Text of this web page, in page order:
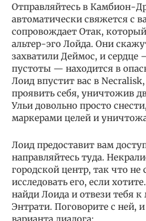
Отправляйтесь в Камбион-
автоматически свяжется с
сопровождает Отак,
альтер-эго Лойда. Они
захватили Деймос, и сердце
пустоты — находится в
Лоид впустит вас в
проявить себя, уничтожив
Ульи довольно просто
маркерами целей и
Лоид предоставит вам
направляйтесь туда.
городской центр, так что не
исследовать его, если
найди Лоида и отвези тебя к
Энтрати. Поговорите с ней,